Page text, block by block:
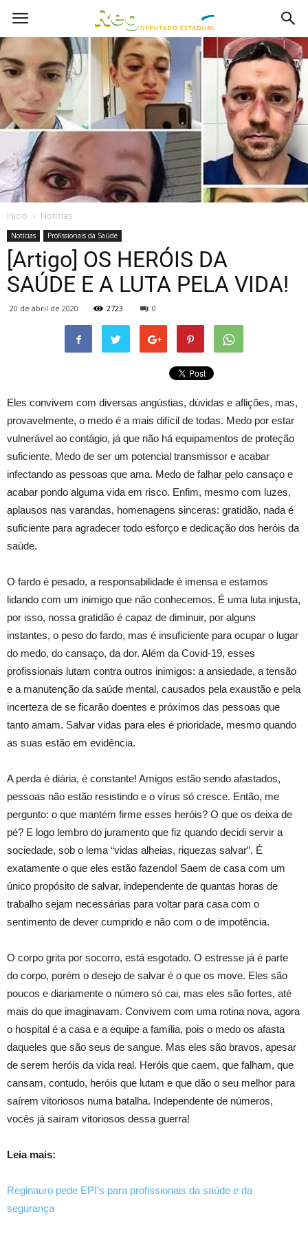
Inicio Notícias
Notícias Profissionais da Saúde
[Artigo] OS HERÓIS DA
SAÚDE E A LUTA PELA VIDA!
20 de abril de 2020 2723 0
Eles convivem com diversas angústias, dúvidas e aflições, mas,
provavelmente, o medo é a mais difícil de todas. Medo por estar
vulnerável ao contágio, já que não há equipamentos de proteção
suficiente. Medo de ser um potencial transmissor e acabar
infectando as pessoas que ama. Medo de falhar pelo cansaço e
acabar pondo alguma vida em risco. Enfim, mesmo com luzes,
aplausos nas varandas, homenagens sinceras: gratidão, nada é
suficiente para agradecer todo esforço e dedicação dos heróis da
saúde.
O fardo é pesado, a responsabilidade é imensa e estamos
lidando com um inimigo que não conhecemos. É uma luta injusta,
por isso, nossa gratidão é capaz de diminuir, por alguns
instantes, o peso do fardo, mas é insuficiente para ocupar o lugar
do medo, do cansaço, da dor. Além da Covid-19, esses
profissionais lutam contra outros inimigos: a ansiedade, a tensão
e a manutenção da saúde mental, causados pela exaustão e pela
incerteza de se ficarão doentes e próximos das pessoas que
tanto amam. Salvar vidas para eles é prioridade, mesmo quando
as suas estão em evidência.
A perda é diária, é constante! Amigos estão sendo afastados,
pessoas não estão resistindo e o vírus só cresce. Então, me
pergunto: o que mantém firme esses heróis? O que os deixa de
pé? E logo lembro do juramento que fiz quando decidi servir a
sociedade, sob o lema “vidas alheias, riquezas salvar”. É
exatamente o que eles estão fazendo! Saem de casa com um
único propósito de salvar, independente de quantas horas de
trabalho sejam necessárias para voltar para casa com o
sentimento de dever cumprido e não com o de impotência.
O corpo grita por socorro, está esgotado. O estresse já é parte
do corpo, porém o desejo de salvar é o que os move. Eles são
poucos e diariamente o número só cai, mas eles são fortes, até
mais do que imaginavam. Convivem com uma rotina nova, agora
o hospital é a casa e a equipe a família, pois o medo os afasta
daqueles que são seus de sangue. Mas eles são bravos, apesar
de serem heróis da vida real. Heróis que caem, que falham, que
cansam, contudo, heróis que lutam e que dão o seu melhor para
saírem vitoriosos numa batalha. Independente de números,
vocês já saíram vitoriosos dessa guerra!
Leia mais:
Reginauro pede EPI’s para profissionais da saúde e da
segurança